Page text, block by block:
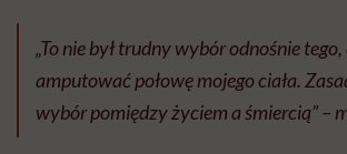
„To nie był trudny wybór odnośnie
amputować połowę mojego ciała.
wybór pomiędzy życiem a śmiercią” –